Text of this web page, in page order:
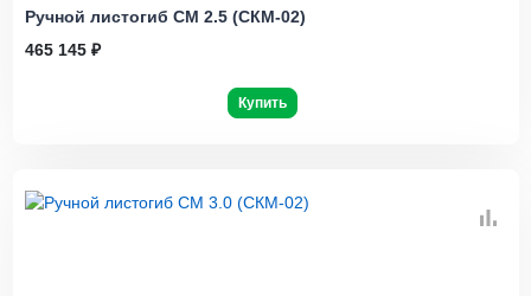
Ручной листогиб СМ 2.5 (СКМ-02)
465 145 ₽
Купить